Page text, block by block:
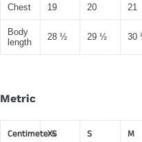
Chest 19 20 21
Body
length
28 ½ 29 ½ 30
Metric
Centimeters
XS S M